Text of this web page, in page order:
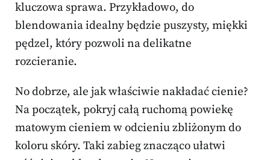
kluczowa sprawa. Przykładowo, do
blendowania idealny będzie puszysty, miękki
pędzel, który pozwoli na delikatne
rozcieranie.
No dobrze, ale jak właściwie nakładać cienie?
Na początek, pokryj całą ruchomą powiekę
matowym cieniem w odcieniu zbliżonym do
koloru skóry. Taki zabieg znacząco ułatwi